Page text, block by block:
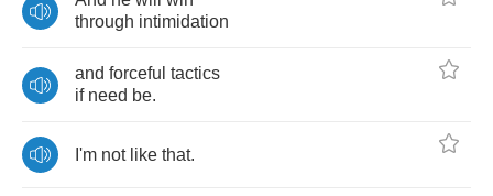
through intimidation
and forceful tactics
if need be.
I'm not like that.